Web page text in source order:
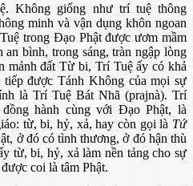
Không giống như trí tuệ thông
minh và vận dụng khôn ngoan
trong Đạo Phật được ươm mầm
bình, trong sáng, tràn ngập lòng
mảnh đất Từ bi, Trí Tuệ ấy có khả
tiếp được Tánh Không của mọi sự
là Trí Tuệ Bát Nhã (prajnà). Trí
hành cùng với Đạo Phật, là
từ, bi, hỷ, xả, hay còn gọi là Tứ
ở đó có tình thương, ở đó hận thù
từ, bi, hỷ, xả làm nền tảng cho sự
coi là tâm Phật.